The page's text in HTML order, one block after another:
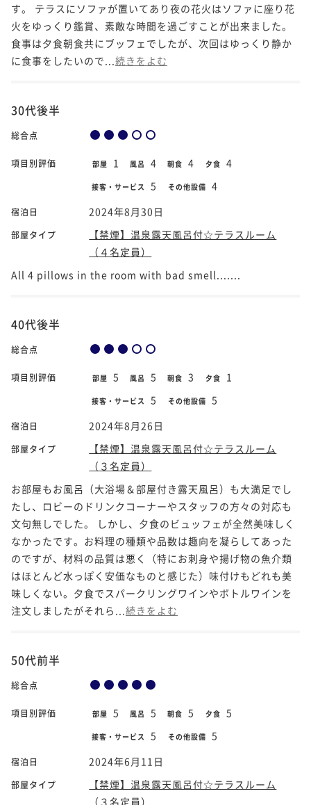
す。 テラスにソファが置いてあり夜の花火はソファに座り花
火をゆっくり鑑賞、素敵な時間を過ごすことが出来ました。
食事は夕食朝食共にブッフェでしたが、次回はゆっくり静か
に食事をしたいので... 続きをよむ
30代後半
総合点
項目別評価 部屋 1 風呂 4 朝食 4 夕食 4
接客・サービス 5 その他設備 4
宿泊日 2024年8月30日
部屋タイプ
【禁煙】温泉露天風呂付☆テラスルーム
（４名定員）
All 4 pillows in the room with bad smell.......
40代後半
総合点
項目別評価 部屋 5 風呂 5 朝食 3 夕食 1
接客・サービス 5 その他設備 5
宿泊日 2024年8月26日
部屋タイプ
【禁煙】温泉露天風呂付☆テラスルーム
（３名定員）
お部屋もお風呂（大浴場＆部屋付き露天風呂）も大満足でし
たし、ロビーのドリンクコーナーやスタッフの方々の対応も
文句無しでした。 しかし、夕食のビュッフェが全然美味しく
なかったです。お料理の種類や品数は趣向を凝らしてあった
のですが、材料の品質は悪く（特にお刺身や揚げ物の魚介類
はほとんど水っぽく安価なものと感じた）味付けもどれも美
味しくない。夕食でスパークリングワインやボトルワインを
注文しましたがそれら... 続きをよむ
50代前半
総合点
項目別評価 部屋 5 風呂 5 朝食 5 夕食 5
接客・サービス 5 その他設備 5
宿泊日 2024年6月11日
部屋タイプ
【禁煙】温泉露天風呂付☆テラスルーム
（３名定員）